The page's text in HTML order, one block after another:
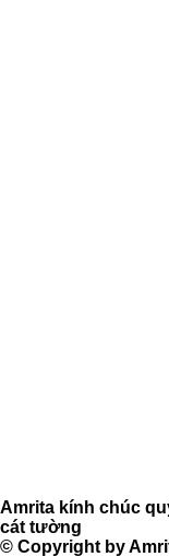
Amrita kính chúc
cát tường
© Copyright by